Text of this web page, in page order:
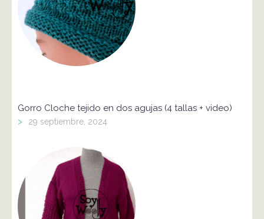
Gorro Cloche tejido en dos agujas (4 tallas + video)
> 29 septiembre, 2024